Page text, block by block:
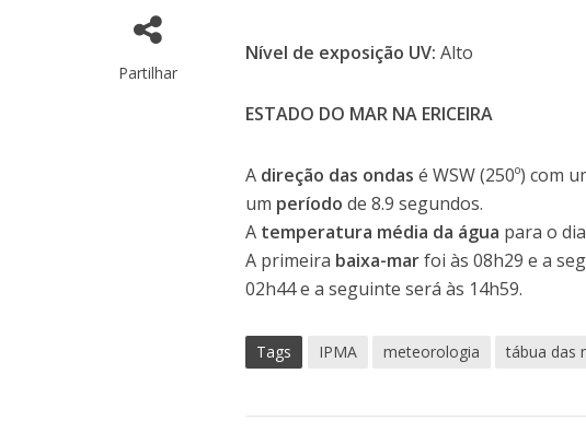
Partilhar
Nível de exposição UV: Alto
ESTADO DO MAR NA ERICEIRA
A direção das ondas é WSW (250º) com
um período de 8.9 segundos.
A temperatura média da água para o
A primeira baixa-marfoi às 08h29 e a
02h44 e a seguinte será às 14h59.
Tags IPMA meteorologia tábua das